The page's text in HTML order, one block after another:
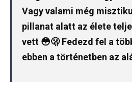
Vagy valami még
pillanat alatt az élete
vett 😳🫢 Fedezd fel a
ebben a történetben az